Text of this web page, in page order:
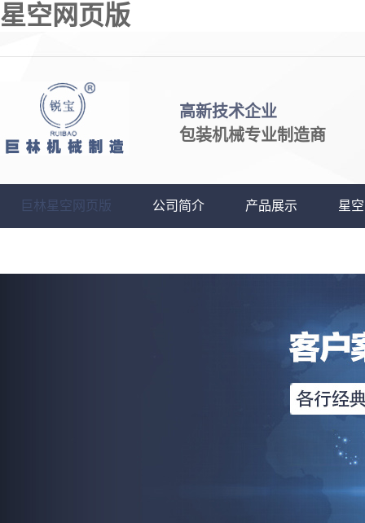
星空网页版
高新技术企业
包装机械专业制造商
巨林星空网页版 公司简介 产品展示 星